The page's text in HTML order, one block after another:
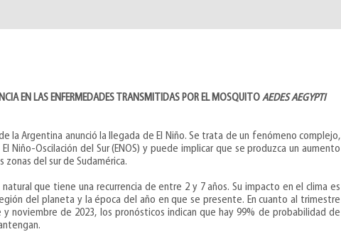
EN LAS ENFERMEDADES TRANSMITIDAS POR EL MOSQUITO AEDES AEGYPTI
la Argentina anunció la llegada de El Niño. Se trata de un fenómeno complejo,
Niño-Oscilación del Sur (ENOS) y puede implicar que se produzca un aumento
zonas del sur de Sudamérica.
que tiene una recurrencia de entre 2 y 7 años. Su impacto en el clima es
del planeta y la época del año en que se presente. En cuanto al trimestre
noviembre de 2023, los pronósticos indican que hay 99% de probabilidad de